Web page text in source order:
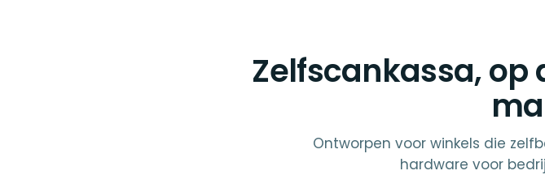
Zelfscankassa,
Ontworpen voor winkels die
hardware voor